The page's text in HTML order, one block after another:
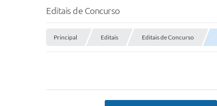
Editais de Concurso
Principal Editais Editais de Concurso